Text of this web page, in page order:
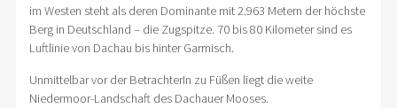
im Westen steht als deren Dominante mit 2.963 Metern der höchste
Berg in Deutschland – die Zugspitze. 70 bis 80 Kilometer sind es
Luftlinie von Dachau bis hinter Garmisch.
Unmittelbar vor der BetrachterIn zu Füßen liegt die weite
Niedermoor-Landschaft des Dachauer Mooses.